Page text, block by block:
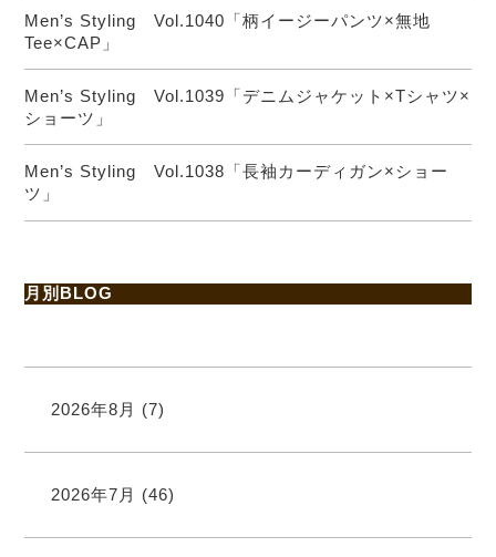
Men’s Styling Vol.1040「柄イージーパンツ×無地
Tee×CAP」
Men’s Styling Vol.1039「デニムジャケット×Tシャツ×
ショーツ」
Men’s Styling Vol.1038「長袖カーディガン×ショー
ツ」
月別BLOG
2026年8月 (7)
2026年7月 (46)